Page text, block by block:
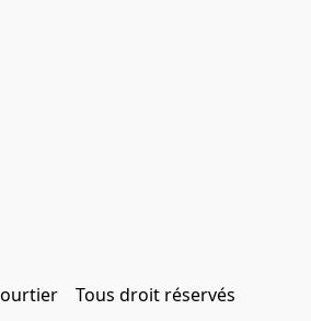
Tous droit réservés